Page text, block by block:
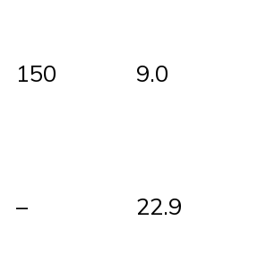
150 9.0
– 22.9